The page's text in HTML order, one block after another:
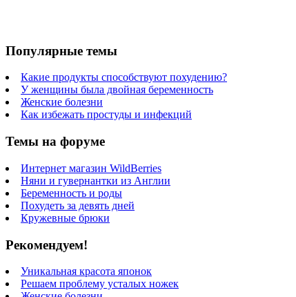
Популярные темы
Какие продукты способствуют похудению?
У женщины была двойная беременность
Женские болезни
Как избежать простуды и инфекций
Темы на форуме
Интернет магазин WildBerries
Няни и гувернантки из Англии
Беременность и роды
Похудеть за девять дней
Кружевные брюки
Рекомендуем!
Уникальная красота японок
Решаем проблему усталых ножек